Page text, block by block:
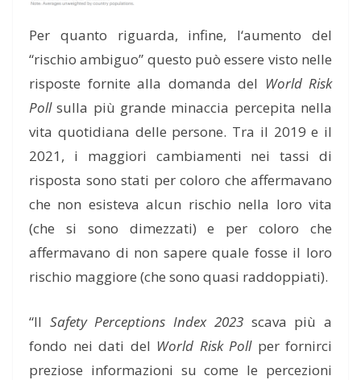
Per quanto riguarda, infine, l‘aumento del
“rischio ambiguo” questo può essere visto nelle
risposte fornite alla domanda del World Risk
Pollsulla più grande minaccia percepita nella
vita quotidiana delle persone. Tra il 2019 e il
2021, i maggiori cambiamenti nei tassi di
risposta sono stati per coloro che affermavano
che non esisteva alcun rischio nella loro vita
(che si sono dimezzati) e per coloro che
affermavano di non sapere quale fosse il loro
rischio maggiore (che sono quasi raddoppiati).
“Il Safety Perceptions Index 2023scava più a
fondo nei dati del World Risk Poll per fornirci
preziose informazioni su come le percezioni